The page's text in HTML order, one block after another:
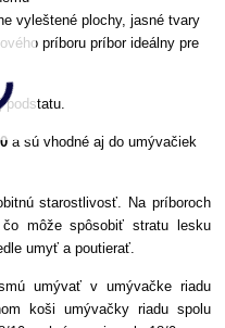
vyleštené plochy, jasné tvary
príboru príbor ideálny pre
0a sú vhodné aj do umývačiek
starostlivosť. Na príboroch
môže spôsobiť stratu lesku
umyť a poutierať.
umývať v umývačke riadu
koši umývačky riadu spolu